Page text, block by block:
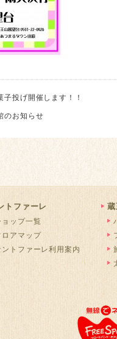
投げ開催します！！
のお知らせ
トファーレ
ョップ一覧
ロアマップ
ントファーレ利用案内